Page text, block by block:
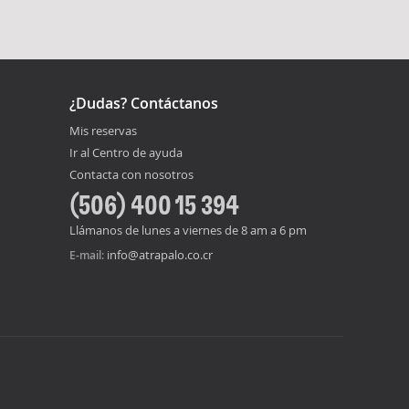
¿Dudas? Contáctanos
Mis reservas
Ir al Centro de ayuda
Contacta con nosotros
(506) 400 15 394
Llámanos de lunes a viernes de 8 am a 6 pm
E-mail: info@atrapalo.co.cr